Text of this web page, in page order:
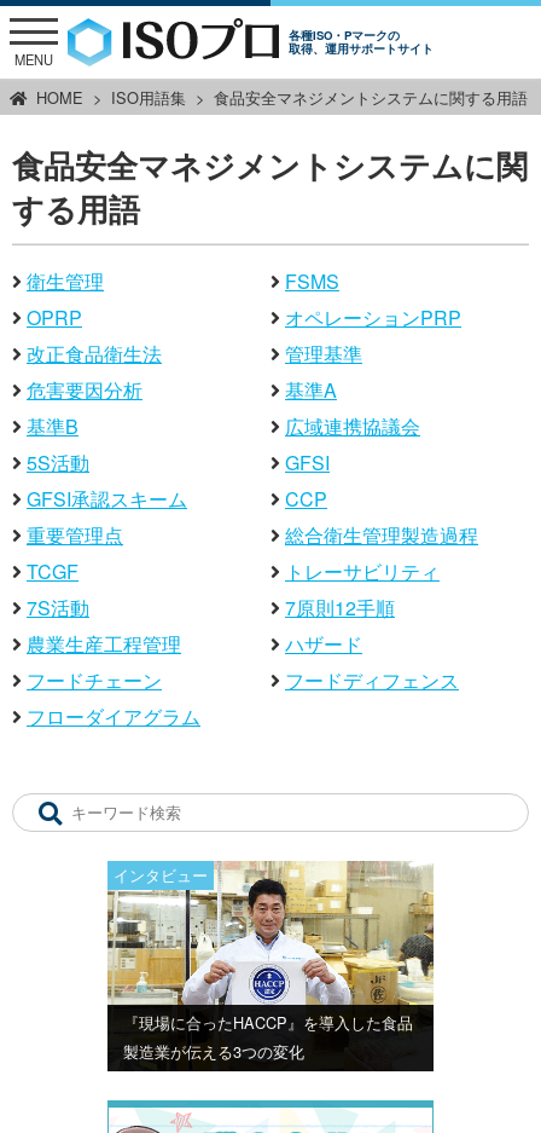
各種ISO・Pマークの
取得、運用サポートサイト
MENU
HOME ISO用語集 食品安全マネジメントシステムに関する用語
食品安全マネジメントシステムに関
する用語
衛生管理
FSMS
OPRP
オペレーションPRP
改正食品衛生法
管理基準
危害要因分析
基準A
基準B
広域連携協議会
5S活動
GFSI
GFSI承認スキーム
CCP
重要管理点
総合衛生管理製造過程
TCGF
トレーサビリティ
7S活動
7原則12手順
農業生産工程管理
ハザード
フードチェーン
フードディフェンス
フローダイアグラム
インタビュー
『現場に合ったHACCP』を導入した食品
製造業が伝える3つの変化